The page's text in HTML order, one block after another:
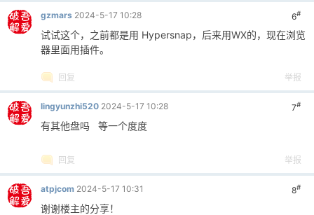
6#
gzmars 2024-5-17 10:28
试试这个，之前都是用 Hypersnap，后来用WX的，现在浏览
器里面用插件。
回复 举报
7#
lingyunzhi520 2024-5-17 10:28
有其他盘吗 等一个度度
回复 举报
8#
atpjcom 2024-5-17 10:31
谢谢楼主的分享！